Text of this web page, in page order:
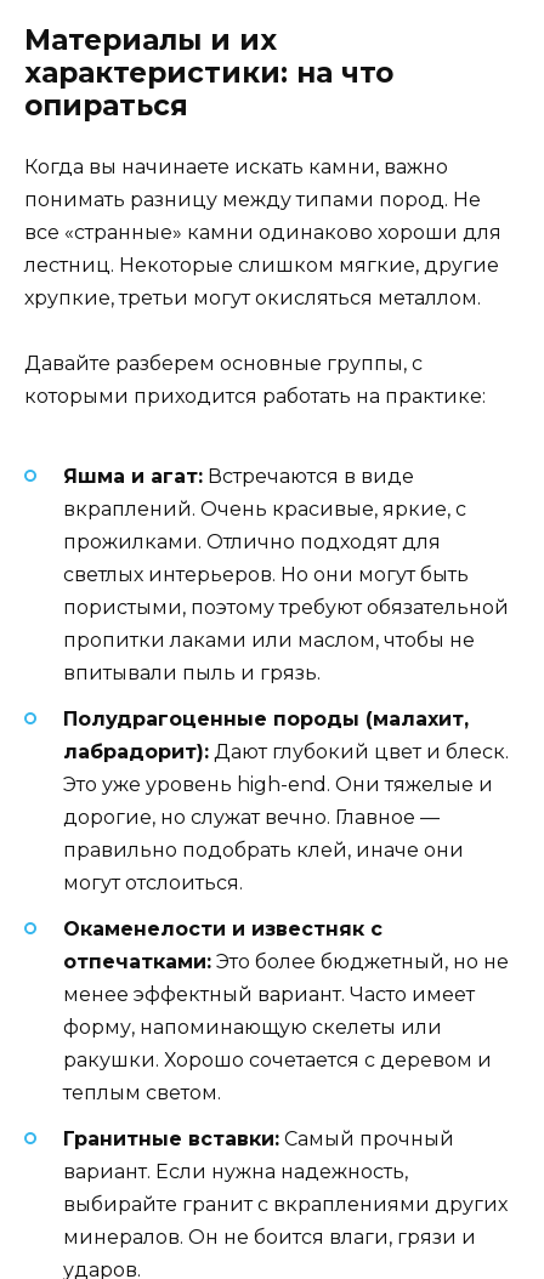
Материалы и их
характеристики: на что
опираться
Когда вы начинаете искать камни, важно
понимать разницу между типами пород. Не
все «странные» камни одинаково хороши для
лестниц. Некоторые слишком мягкие, другие
хрупкие, третьи могут окисляться металлом.
Давайте разберем основные группы, с
которыми приходится работать на практике:
Яшма и агат: Встречаются в виде
вкраплений. Очень красивые, яркие, с
прожилками. Отлично подходят для
светлых интерьеров. Но они могут быть
пористыми, поэтому требуют обязательной
пропитки лаками или маслом, чтобы не
впитывали пыль и грязь.
Полудрагоценные породы (малахит,
лабрадорит): Дают глубокий цвет и блеск.
Это уже уровень high-end. Они тяжелые и
дорогие, но служат вечно. Главное —
правильно подобрать клей, иначе они
могут отслоиться.
Окаменелости и известняк с
отпечатками: Это более бюджетный, но не
менее эффектный вариант. Часто имеет
форму, напоминающую скелеты или
ракушки. Хорошо сочетается с деревом и
теплым светом.
Гранитные вставки: Самый прочный
вариант. Если нужна надежность,
выбирайте гранит с вкраплениями других
минералов. Он не боится влаги, грязи и
ударов.